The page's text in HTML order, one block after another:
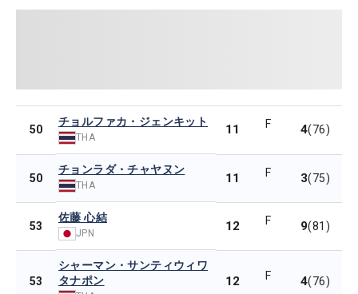
50
チョルファカ・ジェンキット
THA
11 F 4(76)
50
チョンラダ・チャヤヌン
THA 11 F 3(75)
53
佐藤 心結
JPN 12 F 9(81)
53
シャーマン・サンティウィワ
タナポン
12 F 4(76)